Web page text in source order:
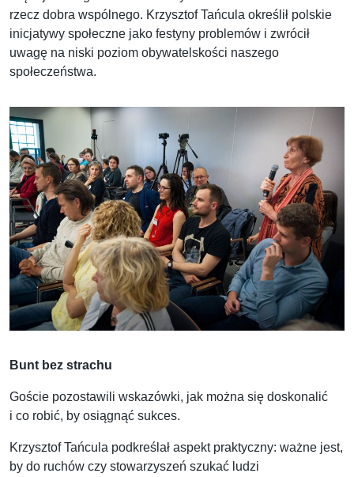
rzecz dobra wspólnego. Krzysztof Tańcula określił polskie
inicjatywy społeczne jako festyny problemów i zwrócił
uwagę na niski poziom obywatelskości naszego
społeczeństwa.
Bunt bez strachu
Goście pozostawili wskazówki, jak można się doskonalić
i co robić, by osiągnąć sukces.
Krzysztof Tańcula podkreślał aspekt praktyczny: ważne jest,
by do ruchów czy stowarzyszeń szukać ludzi